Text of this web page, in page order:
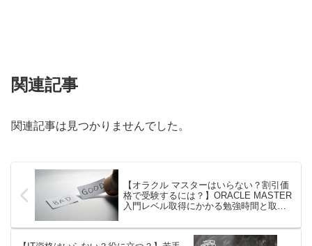
関連記事
関連記事は見つかりませんでした。
【オラクル マスターはいらない？割引価
格で受験するには？】ORACLE MASTER
入門レベル取得にかかる勉強時間と取得